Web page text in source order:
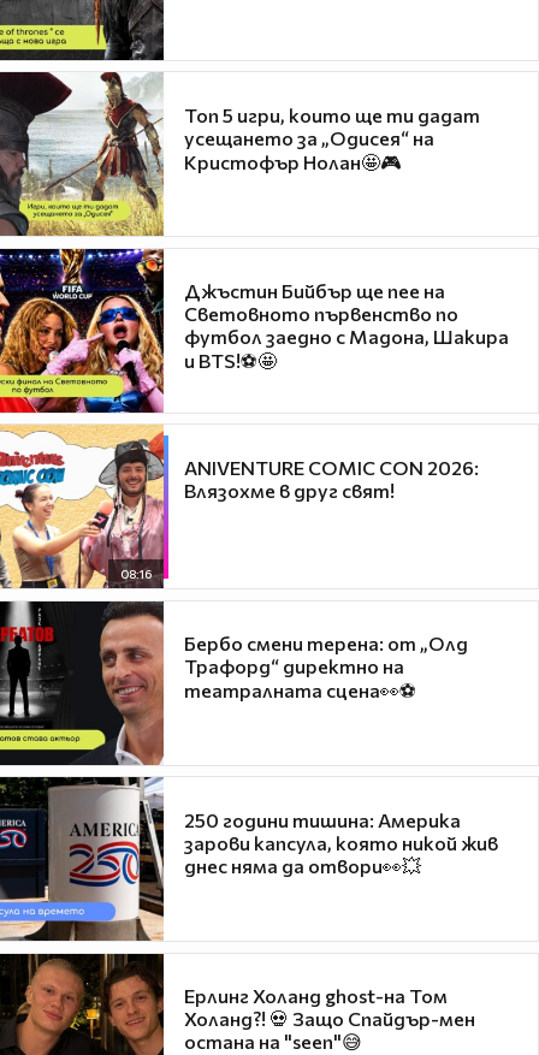
Топ 5 игри, които ще ти дадат
усещането за „Одисея“ на
Кристофър Нолан🤩🎮
Джъстин Бийбър ще пее на
Световното първенство по
футбол заедно с Мадона, Шакира
и BTS!⚽🤩
08:16
ANIVENTURE COMIC CON 2026:
Влязохме в друг свят!
Бербо смени терена: от „Олд
Трафорд“ директно на
театралната сцена👀⚽
250 години тишина: Америка
зарови капсула, която никой жив
днес няма да отвори👀💥
Ерлинг Холанд ghost-на Том
Холанд?! 💀 Защо Спайдър-мен
остана на "seen"😅